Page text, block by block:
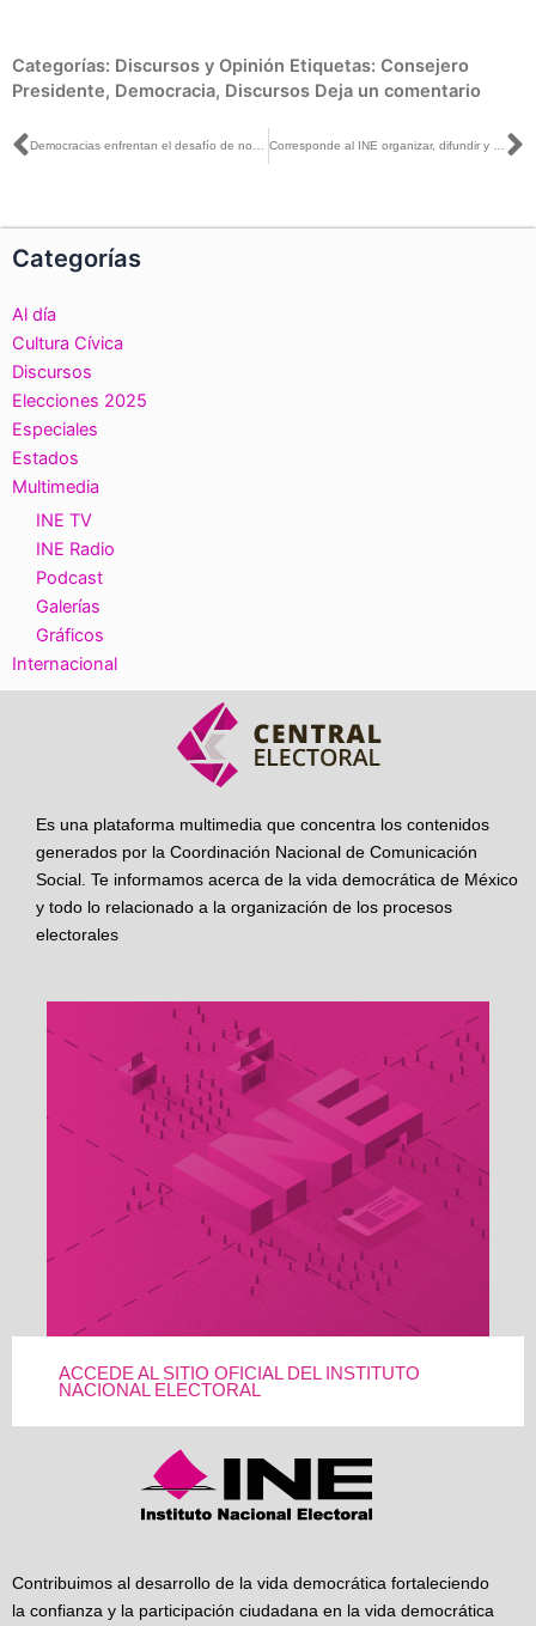
Categorías: Discursos y Opinión Etiquetas: Consejero
Presidente, Democracia, Discursos Deja un comentario
Ant
Categorías
Al día
Cultura Cívica
Discursos
Elecciones 2025
Especiales
Estados
Multimedia
INE TV
INE Radio
Podcast
Galerías
Gráficos
Internacional
Es una plataforma multimedia que concentra los contenidos
generados por la Coordinación Nacional de Comunicación
Social. Te informamos acerca de la vida democrática de México
y todo lo relacionado a la organización de los procesos
electorales
ACCEDE AL SITIO OFICIAL DEL INSTITUTO
NACIONAL ELECTORAL
Contribuimos al desarrollo de la vida democrática fortaleciendo
la confianza y la participación ciudadana en la vida democrática